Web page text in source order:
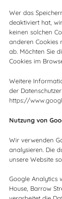
Wer das
deaktiviert hat,
keinen solchen
anderen Cookies
ab. Möchten Sie
Cookies im
Weitere
der
https://
Nutzung von
Wir verwenden
analysieren. Die
unsere Website
Google Analytics
House, Barrow